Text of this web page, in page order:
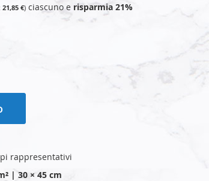
21,85 € ciascuno e risparmia 21%
rappresentativi
| 30 × 45 cm